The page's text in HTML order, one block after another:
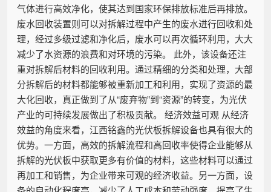
气体进行高效净化，使其达到国家环保排放标准后再排放。
废水回收装置则可以对拆解过程中产生的废水进行回收和处
理，经过多级过滤和净化后，废水可以再次循环利用，大大
减少了水资源的浪费和对环境的污染。 此外，该设备还注
重对拆解后材料的回收利用。通过精细的分类和处理，大部
分拆解后的材料都能够被重新加工和利用，实现了资源的最
大化回收，真正做到了从“废弃物”到“资源”的转变，为光伏
产业的可持续发展做出了积极贡献。 经济效益可观 从经济
效益的角度来看，江西铭鑫的光伏板拆解设备也具有很大的
优势。一方面，高效的拆解流程和高回收率使得企业能够从
拆解的光伏板中获取更多有价值的材料，这些材料可以通过
再加工和销售，为企业带来可观的经济收益。另一方面，设